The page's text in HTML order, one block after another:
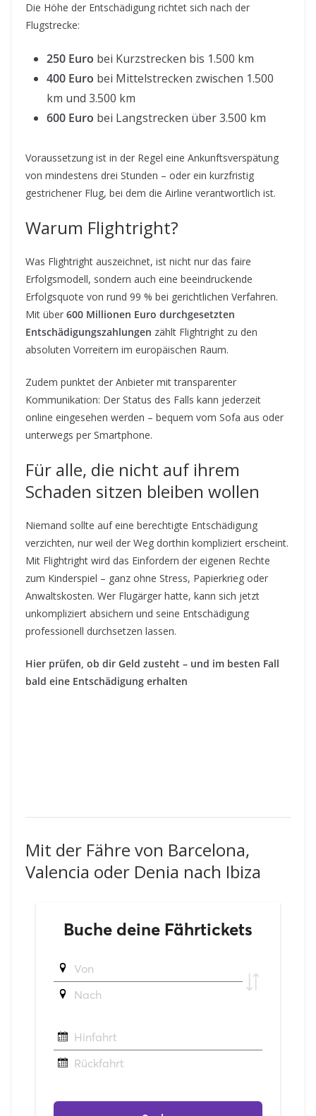
Die Höhe der Entschädigung richtet sich nach der
Flugstrecke:
250 Euro bei Kurzstrecken bis 1.500 km
400 Euro bei Mittelstrecken zwischen 1.500
km und 3.500 km
600 Euro bei Langstrecken über 3.500 km
Voraussetzung ist in der Regel eine Ankunftsverspätung
von mindestens drei Stunden – oder ein kurzfristig
gestrichener Flug, bei dem die Airline verantwortlich ist.
Warum Flightright?
Was Flightright auszeichnet, ist nicht nur das faire
Erfolgsmodell, sondern auch eine beeindruckende
Erfolgsquote von rund 99 % bei gerichtlichen Verfahren.
Mit über 600 Millionen Euro durchgesetzten
Entschädigungszahlungen zählt Flightright zu den
absoluten Vorreitern im europäischen Raum.
Zudem punktet der Anbieter mit transparenter
Kommunikation: Der Status des Falls kann jederzeit
online eingesehen werden – bequem vom Sofa aus oder
unterwegs per Smartphone.
Für alle, die nicht auf ihrem
Schaden sitzen bleiben wollen
Niemand sollte auf eine berechtigte Entschädigung
verzichten, nur weil der Weg dorthin kompliziert erscheint.
Mit Flightright wird das Einfordern der eigenen Rechte
zum Kinderspiel – ganz ohne Stress, Papierkrieg oder
Anwaltskosten. Wer Flugärger hatte, kann sich jetzt
unkompliziert absichern und seine Entschädigung
professionell durchsetzen lassen.
Hier prüfen, ob dir Geld zusteht – und im besten Fall
bald eine Entschädigung erhalten
Mit der Fähre von Barcelona,
Valencia oder Denia nach Ibiza